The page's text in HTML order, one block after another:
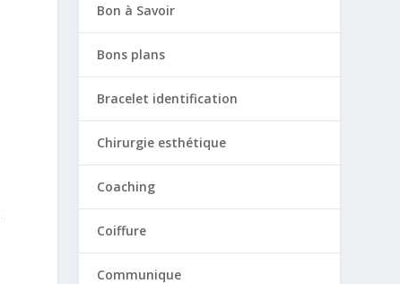
Bon à Savoir
Bons plans
Bracelet identification
Chirurgie esthétique
Coaching
Coiffure
Communique